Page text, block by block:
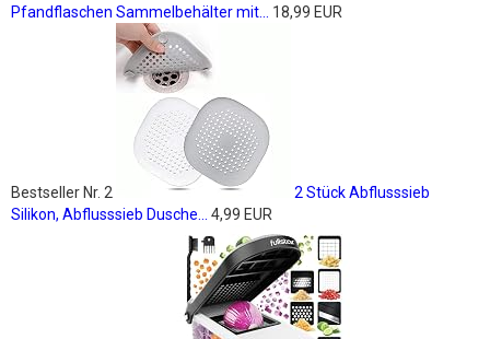
Pfandflaschen Sammelbehälter mit...
18,99 EUR
Bestseller Nr. 2
2 Stück Abflusssieb
Silikon, Abflusssieb Dusche...
4,99 EUR